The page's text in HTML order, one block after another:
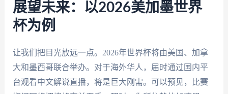
展望未来：以2026美加墨世界
杯为例
让我们把目光放远一点。2026年世界杯将由美国、加拿
大和墨西哥联合举办。对于海外华人，届时通过国内平
台观看中文解说直播，将是巨大刚需。可以预见，比赛